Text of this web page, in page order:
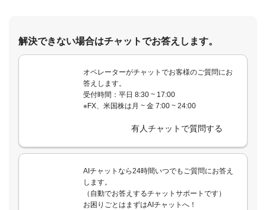
解決できない場合はチャットでお答えします。
オペレーターがチャットでお客様のご質問にお
答えします。
受付時間：平日 8:30 ~ 17:00
※FX、米国株は月 ~ 金 7:00 ~ 24:00
有人チャットで質問する
AIチャットなら24時間いつでもご質問にお答え
します。
（自動でお答えするチャットサポートです）
お困りごとはまずはAIチャットへ！